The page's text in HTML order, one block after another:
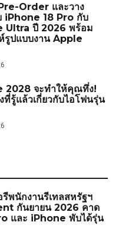
Order และวาง
iPhone 18 Pro กับ
Ultra ปี 2026 พร้อม
รูปแบบงาน Apple
2028 จะทำให้คุณทึ่ง!
ที่รู้แล้วเกี่ยวกับไอโฟนรุ่น
รีพนักงานรีเทลสหรัฐฯ
กันยายน 2026 คาด
และ iPhone พับได้รุ่น